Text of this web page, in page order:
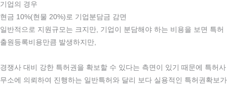
기업의 경우
현금 10%(현물 20%)로 기업분담금 감면
일반적으로 지원규모는 크지만, 기업이 분담해야 하는 비용을 보면 특허
출원등록비용만큼 발생하지만,
경쟁사 대비 강한 특허권을 확보할 수 있다는 측면이 있기 때문에 특허사
무소에 의뢰하여 진행하는 일반특허와 달리 보다 실용적인 특허권확보가